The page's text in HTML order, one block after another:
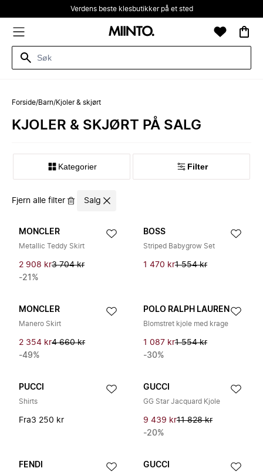
Verdens beste klesbutikker på et sted
Forside/Barn/Kjoler & skjørt
KJOLER & SKJØRT PÅ SALG
Kategorier Filter
Fjern alle filter Salg
MONCLER
Metallic Teddy Skirt
2 908 kr3 704 kr
-21%
BOSS
Striped Babygrow Set
1 470 kr1 554 kr
MONCLER
Manero Skirt
2 354 kr4 660 kr
-49%
POLO RALPH LAUREN
Blomstret kjole med krage
1 087 kr1 554 kr
-30%
PUCCI
Shirts
Fra3 250 kr
GUCCI
GG Star Jacquard Kjole
9 439 kr11 828 kr
-20%
FENDI GUCCI